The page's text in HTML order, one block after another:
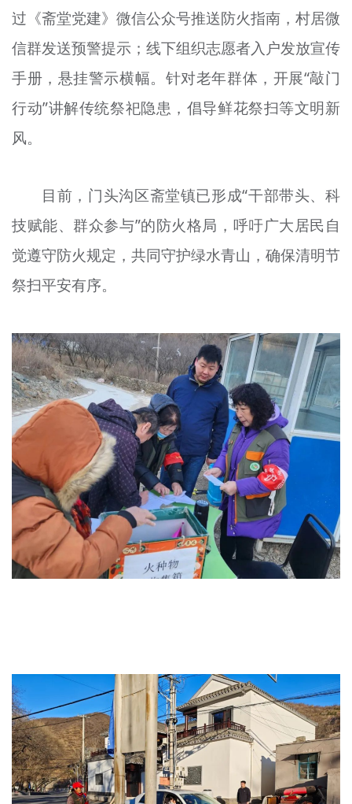
过《斋堂党建》微信公众号推送防火指南，村居微
信群发送预警提示；线下组织志愿者入户发放宣传
手册，悬挂警示横幅。针对老年群体，开展“敲门
行动”讲解传统祭祀隐患，倡导鲜花祭扫等文明新
风。
目前，门头沟区斋堂镇已形成“干部带头、科
技赋能、群众参与”的防火格局，呼吁广大居民自
觉遵守防火规定，共同守护绿水青山，确保清明节
祭扫平安有序。